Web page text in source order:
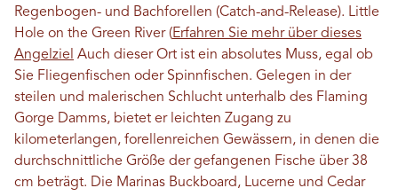
Regenbogen- und Bachforellen (Catch-and-Release). Little
Hole on the Green River (Erfahren Sie mehr über dieses
Angelziel Auch dieser Ort ist ein absolutes Muss, egal ob
Sie Fliegenfischen oder Spinnfischen. Gelegen in der
steilen und malerischen Schlucht unterhalb des Flaming
Gorge Damms, bietet er leichten Zugang zu
kilometerlangen, forellenreichen Gewässern, in denen die
durchschnittliche Größe der gefangenen Fische über 38
cm beträgt. Die Marinas Buckboard, Lucerne und Cedar